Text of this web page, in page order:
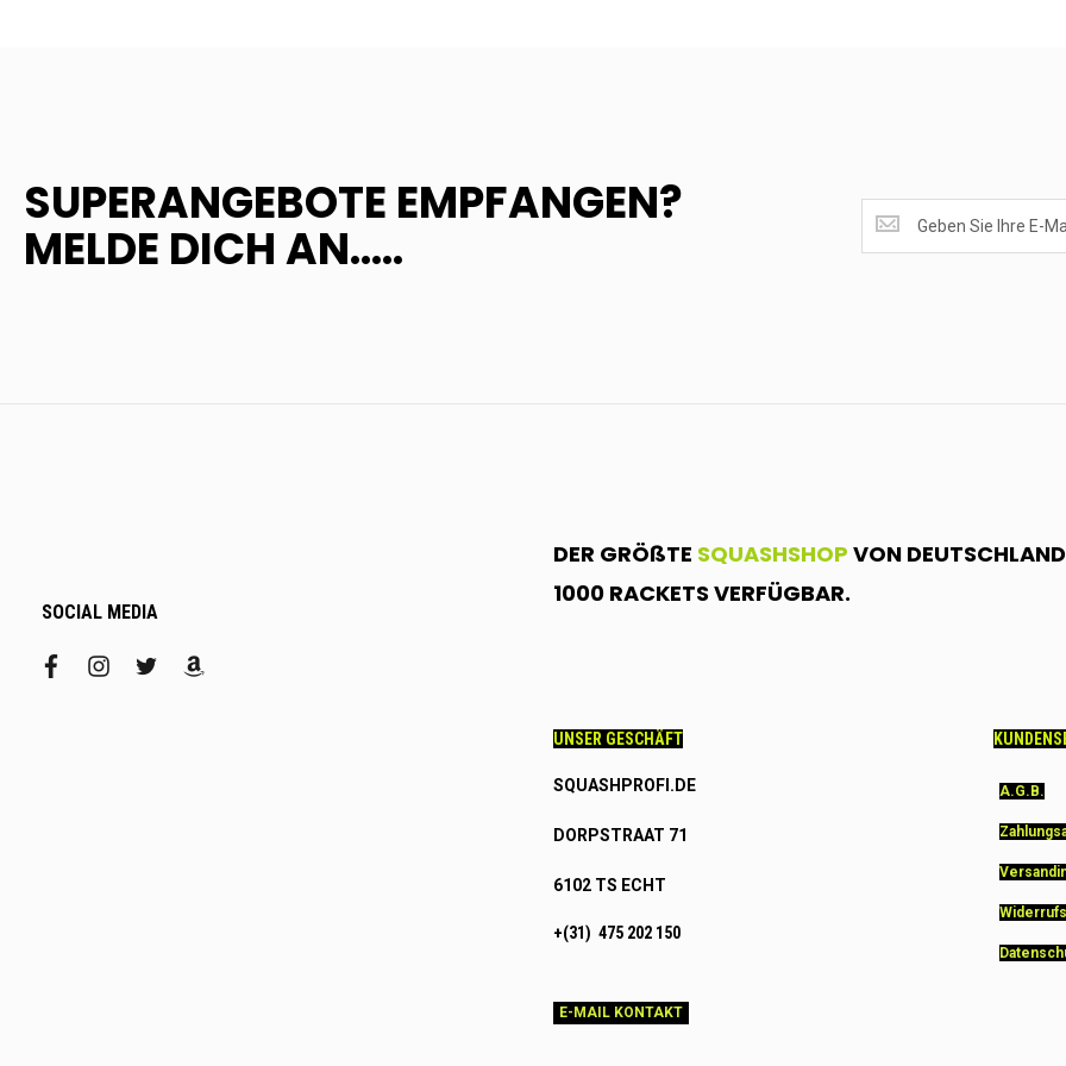
SUPERANGEBOTE EMPFANGEN?
MELDE DICH AN.....
EMPFANGEN?
<br>MELDE
SOCIAL MEDIA
facebookinstagram
twitteramazon
DER GRÖßTE SQUASHSHOP VON
1000 RACKETS VERFÜGBAR.
UNSER GESCHÄFT
SQUASHPROFI.DE
DORPSTRAAT 71
6102 TS ECHT
+(31) 475 202 150
E-MAIL KONTAKT
A.G.B.